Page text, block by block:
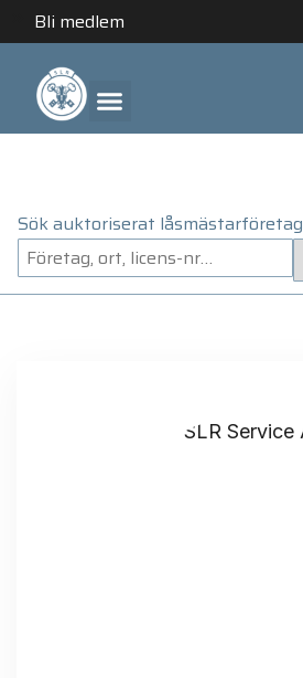
Bli medlem
Sök auktoriserat låsmästarföretag